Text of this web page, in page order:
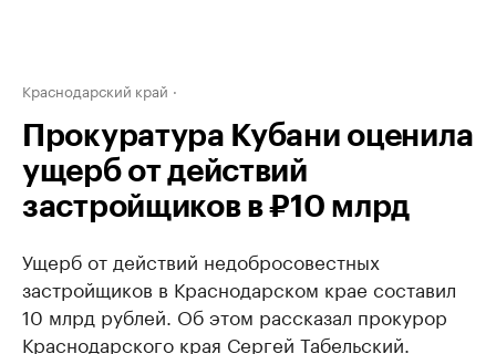
Краснодарский край
Прокуратура Кубани оценила
ущерб от действий
застройщиков в ₽10 млрд
Ущерб от действий недобросовестных
застройщиков в Краснодарском крае составил
10 млрд рублей. Об этом рассказал прокурор
Краснодарского края Сергей Табельский.